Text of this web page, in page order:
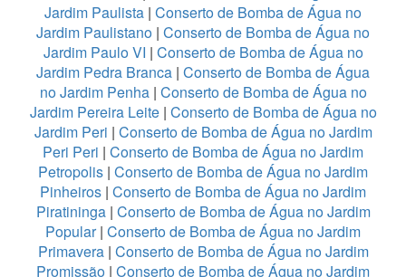
Jardim Paulista | Conserto de Bomba de Água no
Jardim Paulistano | Conserto de Bomba de Água no
Jardim Paulo VI | Conserto de Bomba de Água no
Jardim Pedra Branca | Conserto de Bomba de Água
no Jardim Penha| Conserto de Bomba de Água no
Jardim Pereira Leite| Conserto de Bomba de Água no
Jardim Peri | Conserto de Bomba de Água no Jardim
Peri Peri | Conserto de Bomba de Água no Jardim
Petropolis | Conserto de Bomba de Água no Jardim
Pinheiros | Conserto de Bomba de Água no Jardim
Piratininga| Conserto de Bomba de Água no Jardim
Popular| Conserto de Bomba de Água no Jardim
Primavera| Conserto de Bomba de Água no Jardim
Promissão | Conserto de Bomba de Água no Jardim